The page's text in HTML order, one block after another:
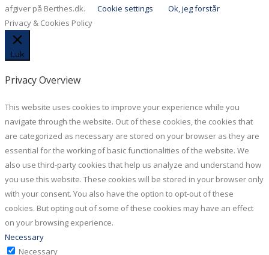
afgiver på Berthes.dk.
Cookie settings
Ok, jeg forstår
Privacy & Cookies Policy
Luk
Privacy Overview
This website uses cookies to improve your experience while you
navigate through the website. Out of these cookies, the cookies that
are categorized as necessary are stored on your browser as they are
essential for the working of basic functionalities of the website. We
also use third-party cookies that help us analyze and understand how
you use this website. These cookies will be stored in your browser only
with your consent. You also have the option to opt-out of these
cookies. But opting out of some of these cookies may have an effect
on your browsing experience.
Necessary
Necessary